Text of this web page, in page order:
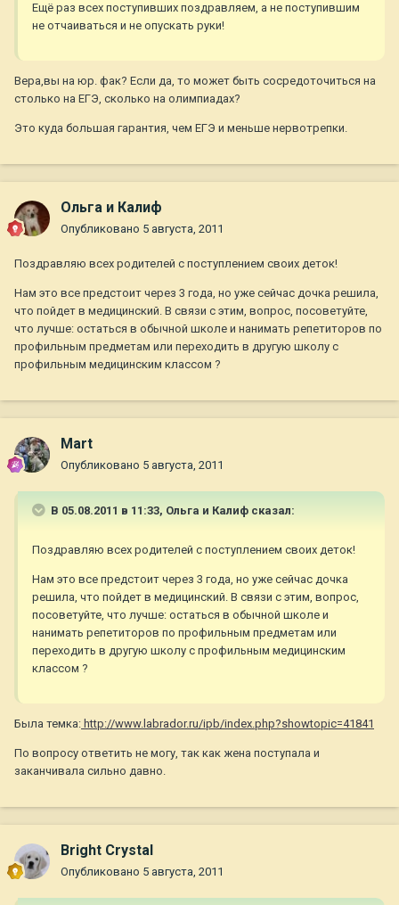
Ещё раз всех поступивших поздравляем, а не поступившим
не отчаиваться и не опускать руки!
Вера,вы на юр. фак? Если да, то может быть сосредоточиться на
столько на ЕГЭ, сколько на олимпиадах?
Это куда большая гарантия, чем ЕГЭ и меньше нервотрепки.
Ольга и Калиф
Опубликовано 5 августа, 2011
Поздравляю всех родителей с поступлением своих деток!
Нам это все предстоит через 3 года, но уже сейчас дочка решила,
что пойдет в медицинский. В связи с этим, вопрос, посоветуйте,
что лучше: остаться в обычной школе и нанимать репетиторов по
профильным предметам или переходить в другую школу с
профильным медицинским классом ?
Mart
Опубликовано 5 августа, 2011
В 05.08.2011 в 11:33, Ольга и Калиф сказал:
Поздравляю всех родителей с поступлением своих деток!
Нам это все предстоит через 3 года, но уже сейчас дочка
решила, что пойдет в медицинский. В связи с этим, вопрос,
посоветуйте, что лучше: остаться в обычной школе и
нанимать репетиторов по профильным предметам или
переходить в другую школу с профильным медицинским
классом ?
Была темка: http://www.labrador.ru/ipb/index.php?showtopic=41841
По вопросу ответить не могу, так как жена поступала и
заканчивала сильно давно.
Bright Crystal
Опубликовано 5 августа, 2011